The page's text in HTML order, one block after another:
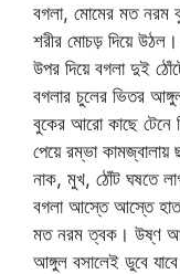
বগলা, মোমের মত নরম
শরীর মোচড় দিয়ে
উপর দিয়ে বগলা দুই
বগলার চুলের ভিতর
বুকের আরো কাছে টেনে
পেয়ে রম্ভা
নাক, মুখ, ঠোঁট ঘষতে
বগলা আস্তে আস্তে হাত
মত নরম ত্বক। উষ্ণ
আঙ্গুল বসালেই ডুবে